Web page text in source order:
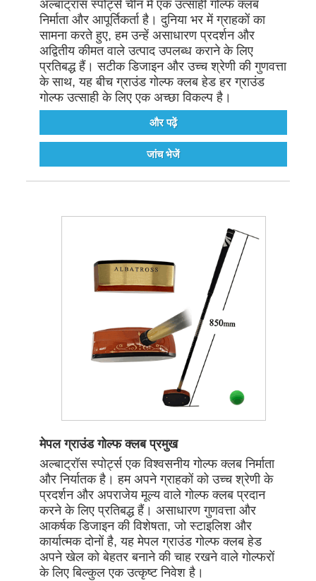
अल्बाट्रॉस स्पोर्ट्स चीन में एक उत्साही गोल्फ क्लब
निर्माता और आपूर्तिकर्ता है। दुनिया भर में ग्राहकों का
सामना करते हुए, हम उन्हें असाधारण प्रदर्शन और
अद्वितीय कीमत वाले उत्पाद उपलब्ध कराने के लिए
प्रतिबद्ध हैं। सटीक डिजाइन और उच्च श्रेणी की गुणवत्ता
के साथ, यह बीच ग्राउंड गोल्फ क्लब हेड हर ग्राउंड
गोल्फ उत्साही के लिए एक अच्छा विकल्प है।
और पढ़ें
जांच भेजें
मेपल ग्राउंड गोल्फ क्लब प्रमुख
अल्बाट्रॉस स्पोर्ट्स एक विश्वसनीय गोल्फ क्लब निर्माता
और निर्यातक है। हम अपने ग्राहकों को उच्च श्रेणी के
प्रदर्शन और अपराजेय मूल्य वाले गोल्फ क्लब प्रदान
करने के लिए प्रतिबद्ध हैं। असाधारण गुणवत्ता और
आकर्षक डिजाइन की विशेषता, जो स्टाइलिश और
कार्यात्मक दोनों है, यह मेपल ग्राउंड गोल्फ क्लब हेड
अपने खेल को बेहतर बनाने की चाह रखने वाले गोल्फरों
के लिए बिल्कुल एक उत्कृष्ट निवेश है।